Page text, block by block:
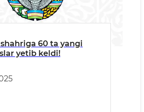
60 ta yangi
yetib keldi!